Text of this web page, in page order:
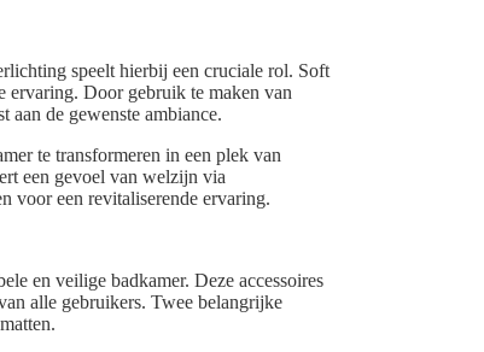
speelt hierbij een cruciale rol. Soft
ervaring. Door gebruik te maken van
aan de gewenste ambiance.
te transformeren in een plek van
een gevoel van welzijn via
voor een revitaliserende ervaring.
en veilige badkamer. Deze accessoires
alle gebruikers. Twee belangrijke